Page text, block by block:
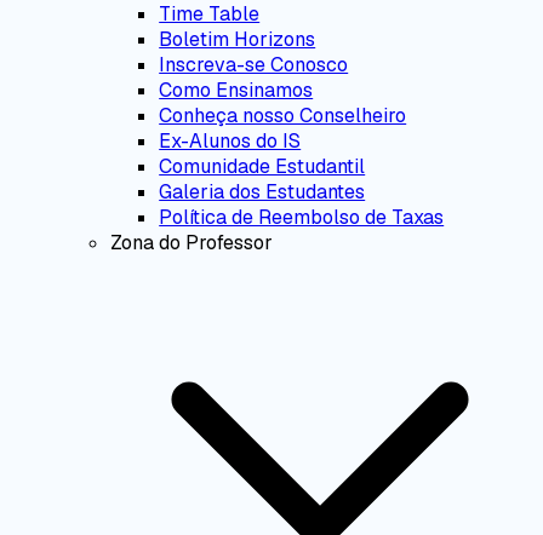
Time Table
Boletim Horizons
Inscreva-se Conosco
Como Ensinamos
Conheça nosso Conselheiro
Ex-Alunos do IS
Comunidade Estudantil
Galeria dos Estudantes
Política de Reembolso de Taxas
Zona do Professor